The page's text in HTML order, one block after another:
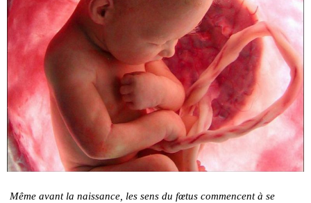
Même avant la naissance, les sens du fœtus commencent à se